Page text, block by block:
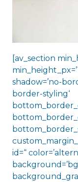
[av_section
shadow=’no-
border-styling‘
id=“